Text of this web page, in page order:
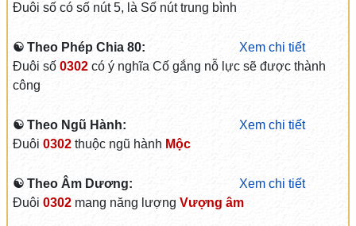
Đuôi số có số nút 5, là Số nút trung bình
☯ Theo Phép Chia 80:
Xem chi tiết
Đuôi số 0302có ý nghĩa Cố gắng nỗ lực sẽ được thành
công
☯ Theo Ngũ Hành:
Xem chi tiết
Đuôi 0302thuộc ngũ hành Mộc
☯ Theo Âm Dương:
Xem chi tiết
Đuôi 0302mang năng lượng Vượng âm